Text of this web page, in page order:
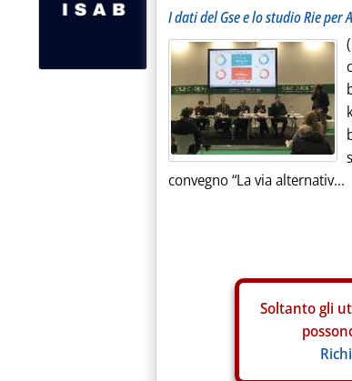
I dati del Gse e lo studio Rie
convegno “La via alternativ...
Soltanto gli